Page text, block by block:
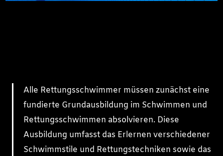
Alle Rettungsschwimmer müssen zunächst eine
fundierte Grundausbildung im Schwimmen und
Rettungsschwimmen absolvieren. Diese
Ausbildung umfasst das Erlernen verschiedener
Schwimmstile und Rettungstechniken sowie das